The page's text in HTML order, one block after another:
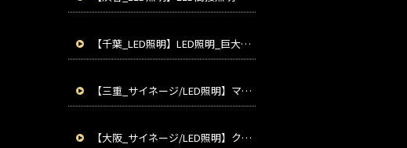
【千葉_LED照明】LED照明_巨大光壁
【三重_サイネージ/LED照明】マルチ液晶ディスプレイ
【大阪_サイネージ/LED照明】クラスターLED